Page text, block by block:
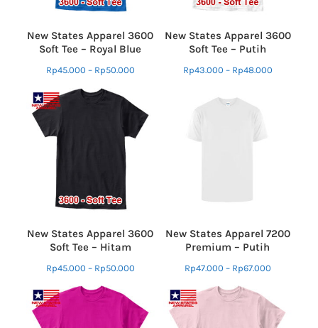
New States Apparel 3600
Soft Tee – Royal Blue
Rp45.000 – Rp50.000
New States Apparel 3600
Soft Tee – Putih
Rp43.000 – Rp48.000
New States Apparel 3600
Soft Tee – Hitam
Rp45.000 – Rp50.000
New States Apparel 7200
Premium – Putih
Rp47.000 – Rp67.000